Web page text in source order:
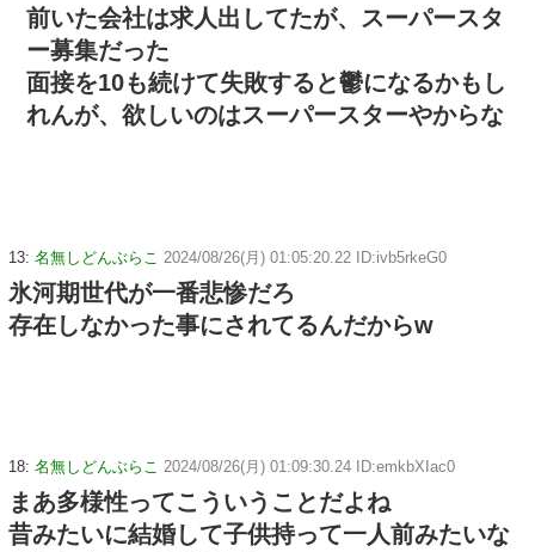
前いた会社は求人出してたが、スーパースタ
ー募集だった
面接を10も続けて失敗すると鬱になるかもし
れんが、欲しいのはスーパースターやからな
13: 名無しどんぶらこ 2024/08/26(月) 01:05:20.22 ID:ivb5rkeG0
氷河期世代が一番悲惨だろ
存在しなかった事にされてるんだからw
18: 名無しどんぶらこ 2024/08/26(月) 01:09:30.24 ID:emkbXIac0
まあ多様性ってこういうことだよね
昔みたいに結婚して子供持って一人前みたいな